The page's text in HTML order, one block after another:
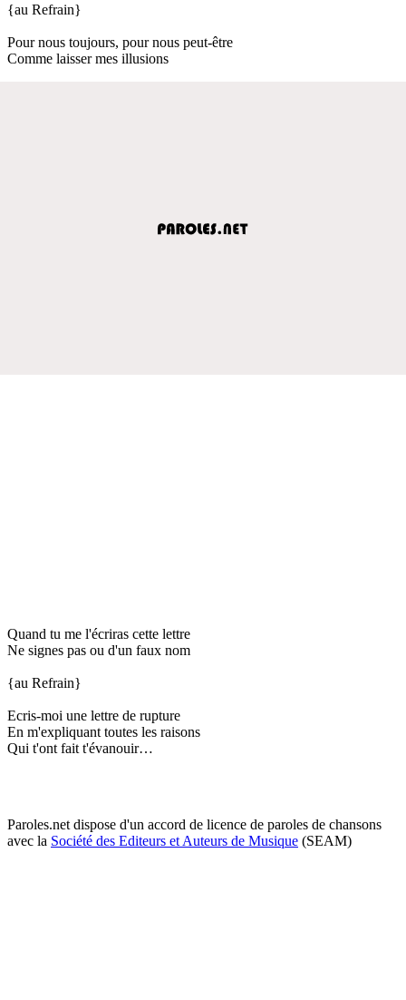
{au Refrain}
Pour nous toujours, pour nous peut-être
Comme laisser mes illusions
Quand tu me l'écriras cette lettre
Ne signes pas ou d'un faux nom
{au Refrain}
Ecris-moi une lettre de rupture
En m'expliquant toutes les raisons
Qui t'ont fait t'évanouir…
Paroles.net dispose d'un accord de licence de paroles de chansons
avec la Société des Editeurs et Auteurs de Musique (SEAM)